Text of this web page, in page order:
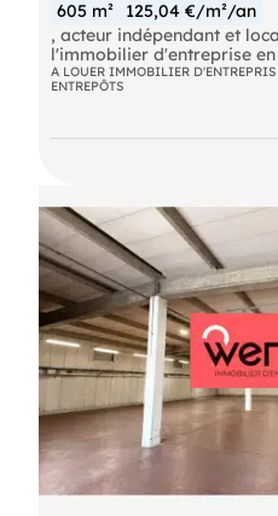
605 m²
125,04 €/m²/an
, acteur indépendant et
l'immobilier d'entreprise
Marseille Provence vous
d'activité de 627 m² à la
arrondissement de
bureaux, d'un accès
A LOUER IMMOBILIER
ENTREPÔTS